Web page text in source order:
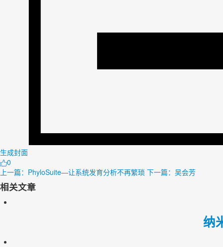
生成封面
0
上一篇：PhyloSuite—让系统发育分析不再繁琐 下一篇：吴会芳
相关文章
纳